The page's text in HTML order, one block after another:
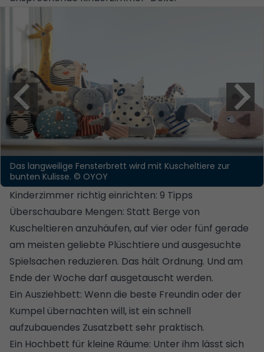
Das langweilige Fensterbrett wird mit Kuscheltiere zur
bunten Kulisse. © OYOY
Kinderzimmer richtig einrichten: 9 Tipps
Überschaubare Mengen: Statt Berge von
Kuscheltieren anzuhäufen, auf vier oder fünf gerade
am meisten geliebte Plüschtiere und ausgesuchte
Spielsachen reduzieren. Das hält Ordnung. Und am
Ende der Woche darf ausgetauscht werden.
Ein Ausziehbett: Wenn die beste Freundin oder der
Kumpel übernachten will, ist ein schnell
aufzubauendes Zusatzbett sehr praktisch.
Ein Hochbett für kleine Räume: Unter ihm lässt sich